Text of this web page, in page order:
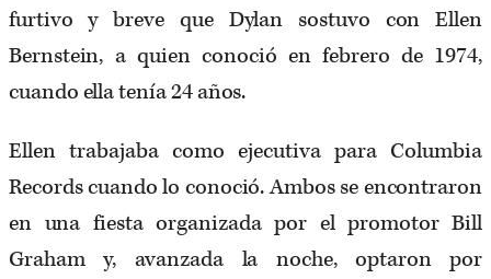
furtivo y breve que Dylan sostuvo con Ellen
Bernstein, a quien conoció en febrero de 1974,
cuando ella tenía 24 años.
Ellen trabajaba como ejecutiva para Columbia
Records cuando lo conoció. Ambos se encontraron
en una fiesta organizada por el promotor Bill
Graham y, avanzada la noche, optaron por